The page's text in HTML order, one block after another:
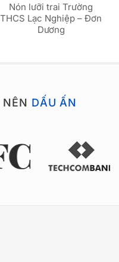
Nón lưỡi trai Trường
THCS Lạc Nghiệp – Đơn
Dương
DẤU ẤN